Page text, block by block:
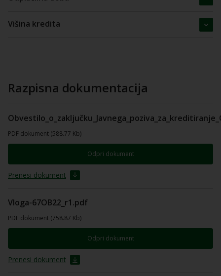
Višina kredita
Razpisna dokumentacija
PDF dokument (588.77 Kb)
Odpri dokument
Prenesi dokument
Vloga-67OB22_r1.pdf
PDF dokument (758.87 Kb)
Odpri dokument
Prenesi dokument